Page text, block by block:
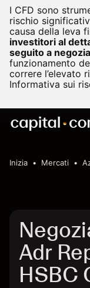
I CFD sono
rischio
causa della leva
investitori al
seguito a
funzionamento
correre l’elevato
Informativa sui
Inizia Mercati
Adr
HSBC